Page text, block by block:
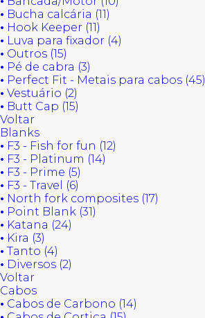
• Bucha calcária (11)
• Hook Keeper (11)
• Luva para fixador (4)
• Outros (15)
• Pé de cabra (3)
• Perfect Fit - Metais para cabos (45)
• Vestuário (2)
• Butt Cap (15)
Voltar
Blanks
• F3 - Fish for fun (12)
• F3 - Platinum (14)
• F3 - Prime (5)
• F3 - Travel (6)
• North fork composites (17)
• Point Blank (31)
• Katana (24)
• Kira (3)
• Tanto (4)
• Diversos (2)
Voltar
Cabos
• Cabos de Carbono (14)